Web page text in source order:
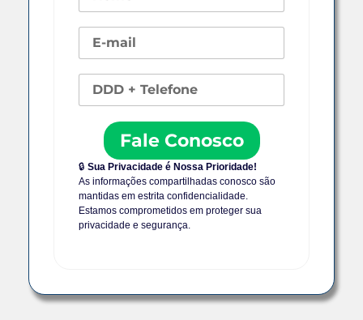
Fale Conosco
🔒 Sua Privacidade é Nossa Prioridade!
As informações compartilhadas conosco são
mantidas em estrita confidencialidade.
Estamos comprometidos em proteger sua
privacidade e segurança.